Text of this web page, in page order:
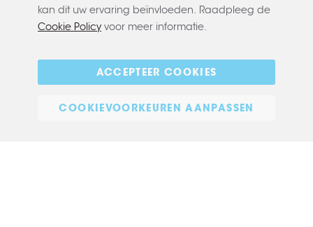
Algemene voorwaarden
Privacy policy
E-commerce
kan dit uw ervaring beïnvloeden. Raadpleeg de
Cookie Policy voor meer informatie.
ACCEPTEER COOKIES
COOKIEVOORKEUREN AANPASSEN